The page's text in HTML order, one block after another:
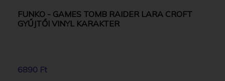
FUNKO - GAMES TOMB RAIDER LARA CROFT
GYŰJTŐI VINYL KARAKTER
6890 Ft